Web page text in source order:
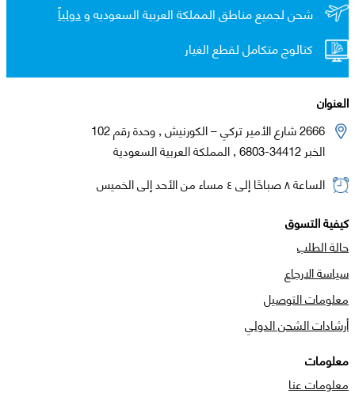
شحن لجميع مناطق المملكة العربية السعوديه ودولياً
كتالوج متكامل لقطع الغيار
العنوان
2666 شارع الأمير تركي – الكورنيش , وحدة رقم 102
الخبر 34412-6803 , المملكة العربية السعودية
الساعة ٨ صباحًا إلى ٤ مساء من الأحد إلى الخميس
كيفية التسوق
حالة الطلب
سياسة الارجاع
معلومات التوصيل
أرشادات الشحن الدولي
معلومات
معلومات عنا